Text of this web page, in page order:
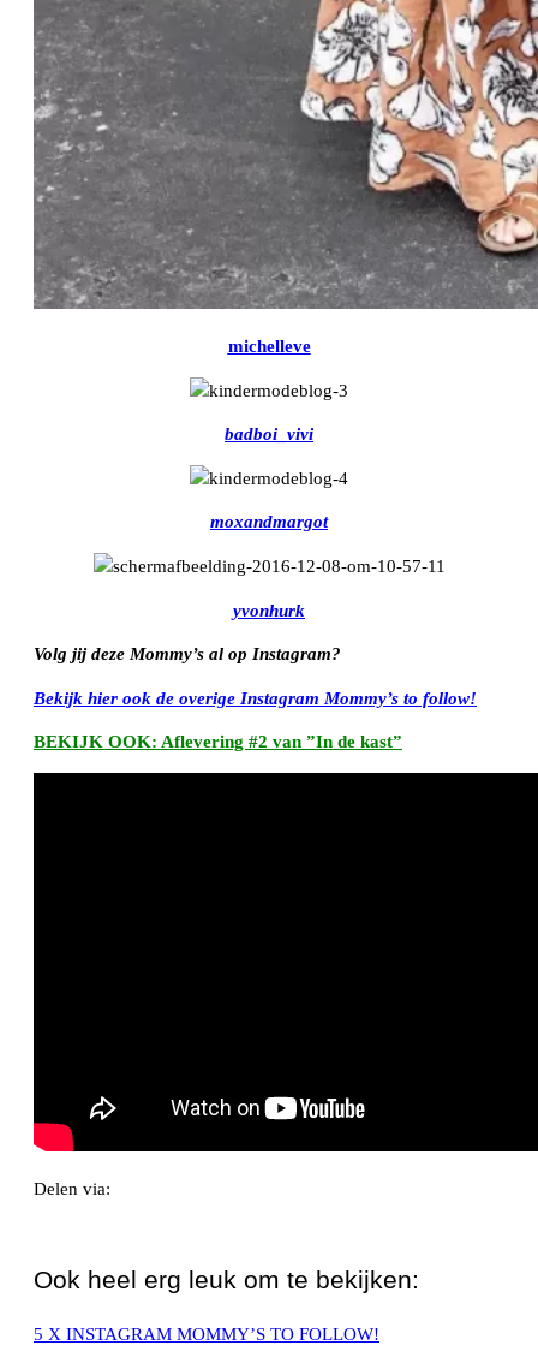
michelleve
badboi_vivi
moxandmargot
yvonhurk
Volg jij deze Mommy’s al op Instagram?
Bekijk hier ook de overige Instagram Mommy’s to follow!
BEKIJK OOK: Aflevering #2 van ”In de kast”
Delen via:
Ook heel erg leuk om te bekijken:
5 X INSTAGRAM MOMMY’S TO FOLLOW!